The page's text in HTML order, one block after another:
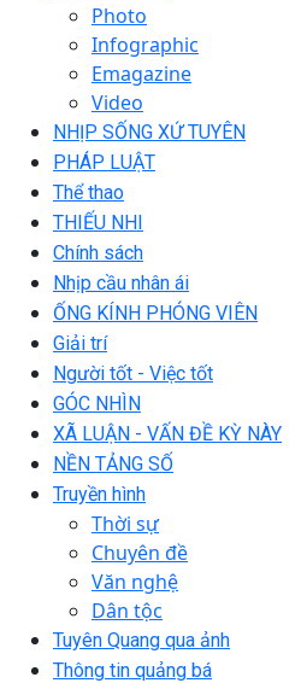
Photo
Infographic
Emagazine
Video
NHỊP SỐNG XỨ TUYÊN
PHÁP LUẬT
Thể thao
THIẾU NHI
Chính sách
Nhịp cầu nhân ái
ỐNG KÍNH PHÓNG VIÊN
Giải trí
Người tốt - Việc tốt
GÓC NHÌN
XÃ LUẬN - VẤN ĐỀ KỲ NÀY
NỀN TẢNG SỐ
Truyền hình
Thời sự
Chuyên đề
Văn nghệ
Dân tộc
Tuyên Quang qua ảnh
Thông tin quảng bá